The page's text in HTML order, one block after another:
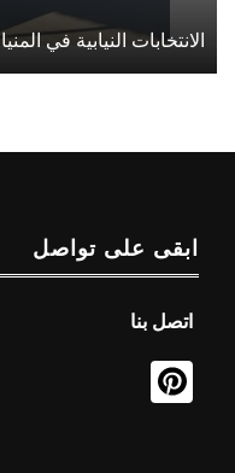
الانتخابات النيابية في المنيا 2025
ابقى على تواصل
اتصل بنا